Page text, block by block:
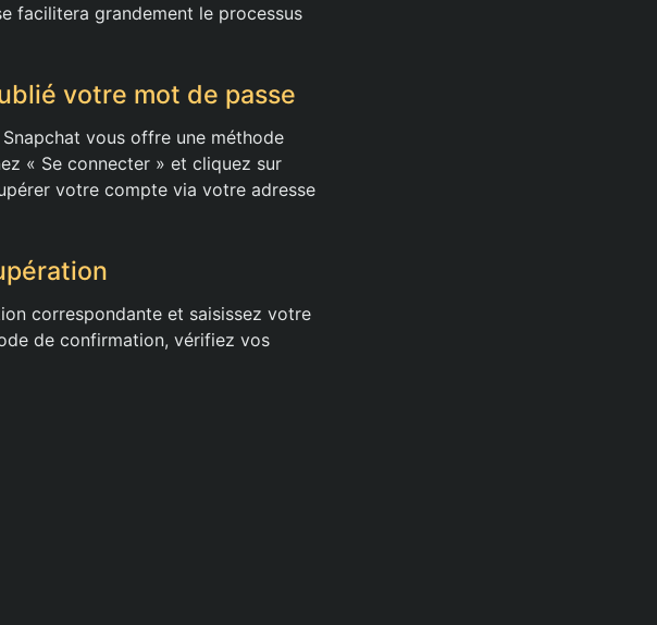
facilitera grandement le processus
votre mot de passe
vous offre une méthode
« Se connecter » et cliquez sur
votre compte via votre adresse
correspondante et saisissez votre
de confirmation, vérifiez vos